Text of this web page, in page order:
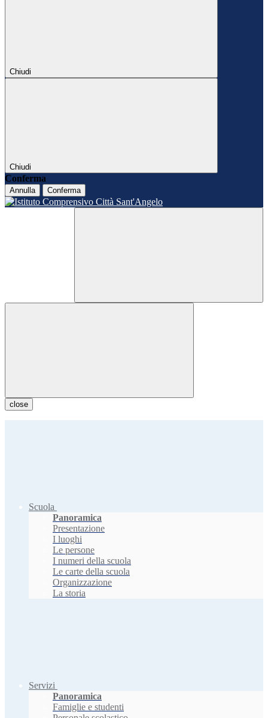
Chiudi
Chiudi
Conferma
Annulla Conferma
close
Scuola
Panoramica
Presentazione
I luoghi
Le persone
I numeri della scuola
Le carte della scuola
Organizzazione
La storia
Servizi
Panoramica
Famiglie e studenti